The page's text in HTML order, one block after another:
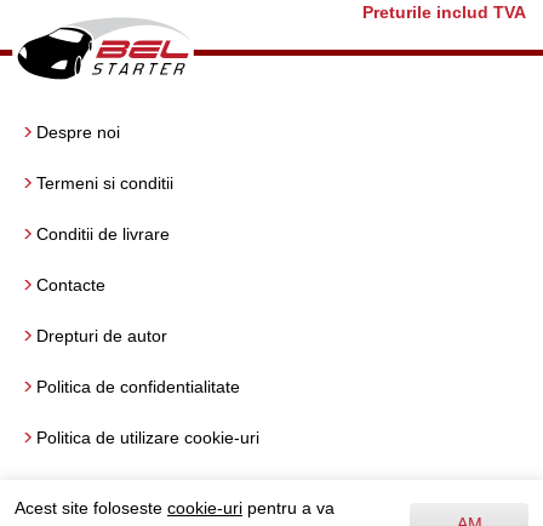
Preturile includ TVA
Despre noi
Termeni si conditii
Conditii de livrare
Contacte
Drepturi de autor
Politica de confidentialitate
Politica de utilizare cookie-uri
Acest site foloseste cookie-uri pentru a va